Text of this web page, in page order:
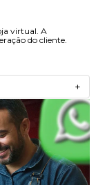
virtual. A
do cliente.
+